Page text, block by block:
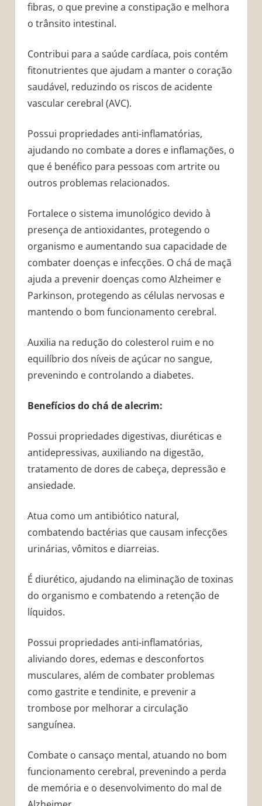
fibras, o que previne a constipação e melhora
o trânsito intestinal.
Contribui para a saúde cardíaca, pois contém
fitonutrientes que ajudam a manter o coração
saudável, reduzindo os riscos de acidente
vascular cerebral (AVC).
Possui propriedades anti-inflamatórias,
ajudando no combate a dores e inflamações, o
que é benéfico para pessoas com artrite ou
outros problemas relacionados.
Fortalece o sistema imunológico devido à
presença de antioxidantes, protegendo o
organismo e aumentando sua capacidade de
combater doenças e infecções. O chá de maçã
ajuda a prevenir doenças como Alzheimer e
Parkinson, protegendo as células nervosas e
mantendo o bom funcionamento cerebral.
Auxilia na redução do colesterol ruim e no
equilíbrio dos níveis de açúcar no sangue,
prevenindo e controlando a diabetes.
Benefícios do chá de alecrim:
Possui propriedades digestivas, diuréticas e
antidepressivas, auxiliando na digestão,
tratamento de dores de cabeça, depressão e
ansiedade.
Atua como um antibiótico natural,
combatendo bactérias que causam infecções
urinárias, vômitos e diarreias.
É diurético, ajudando na eliminação de toxinas
do organismo e combatendo a retenção de
líquidos.
Possui propriedades anti-inflamatórias,
aliviando dores, edemas e desconfortos
musculares, além de combater problemas
como gastrite e tendinite, e prevenir a
trombose por melhorar a circulação
sanguínea.
Combate o cansaço mental, atuando no bom
funcionamento cerebral, prevenindo a perda
de memória e o desenvolvimento do mal de